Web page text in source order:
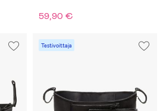
59,90 €
Testivoittaja